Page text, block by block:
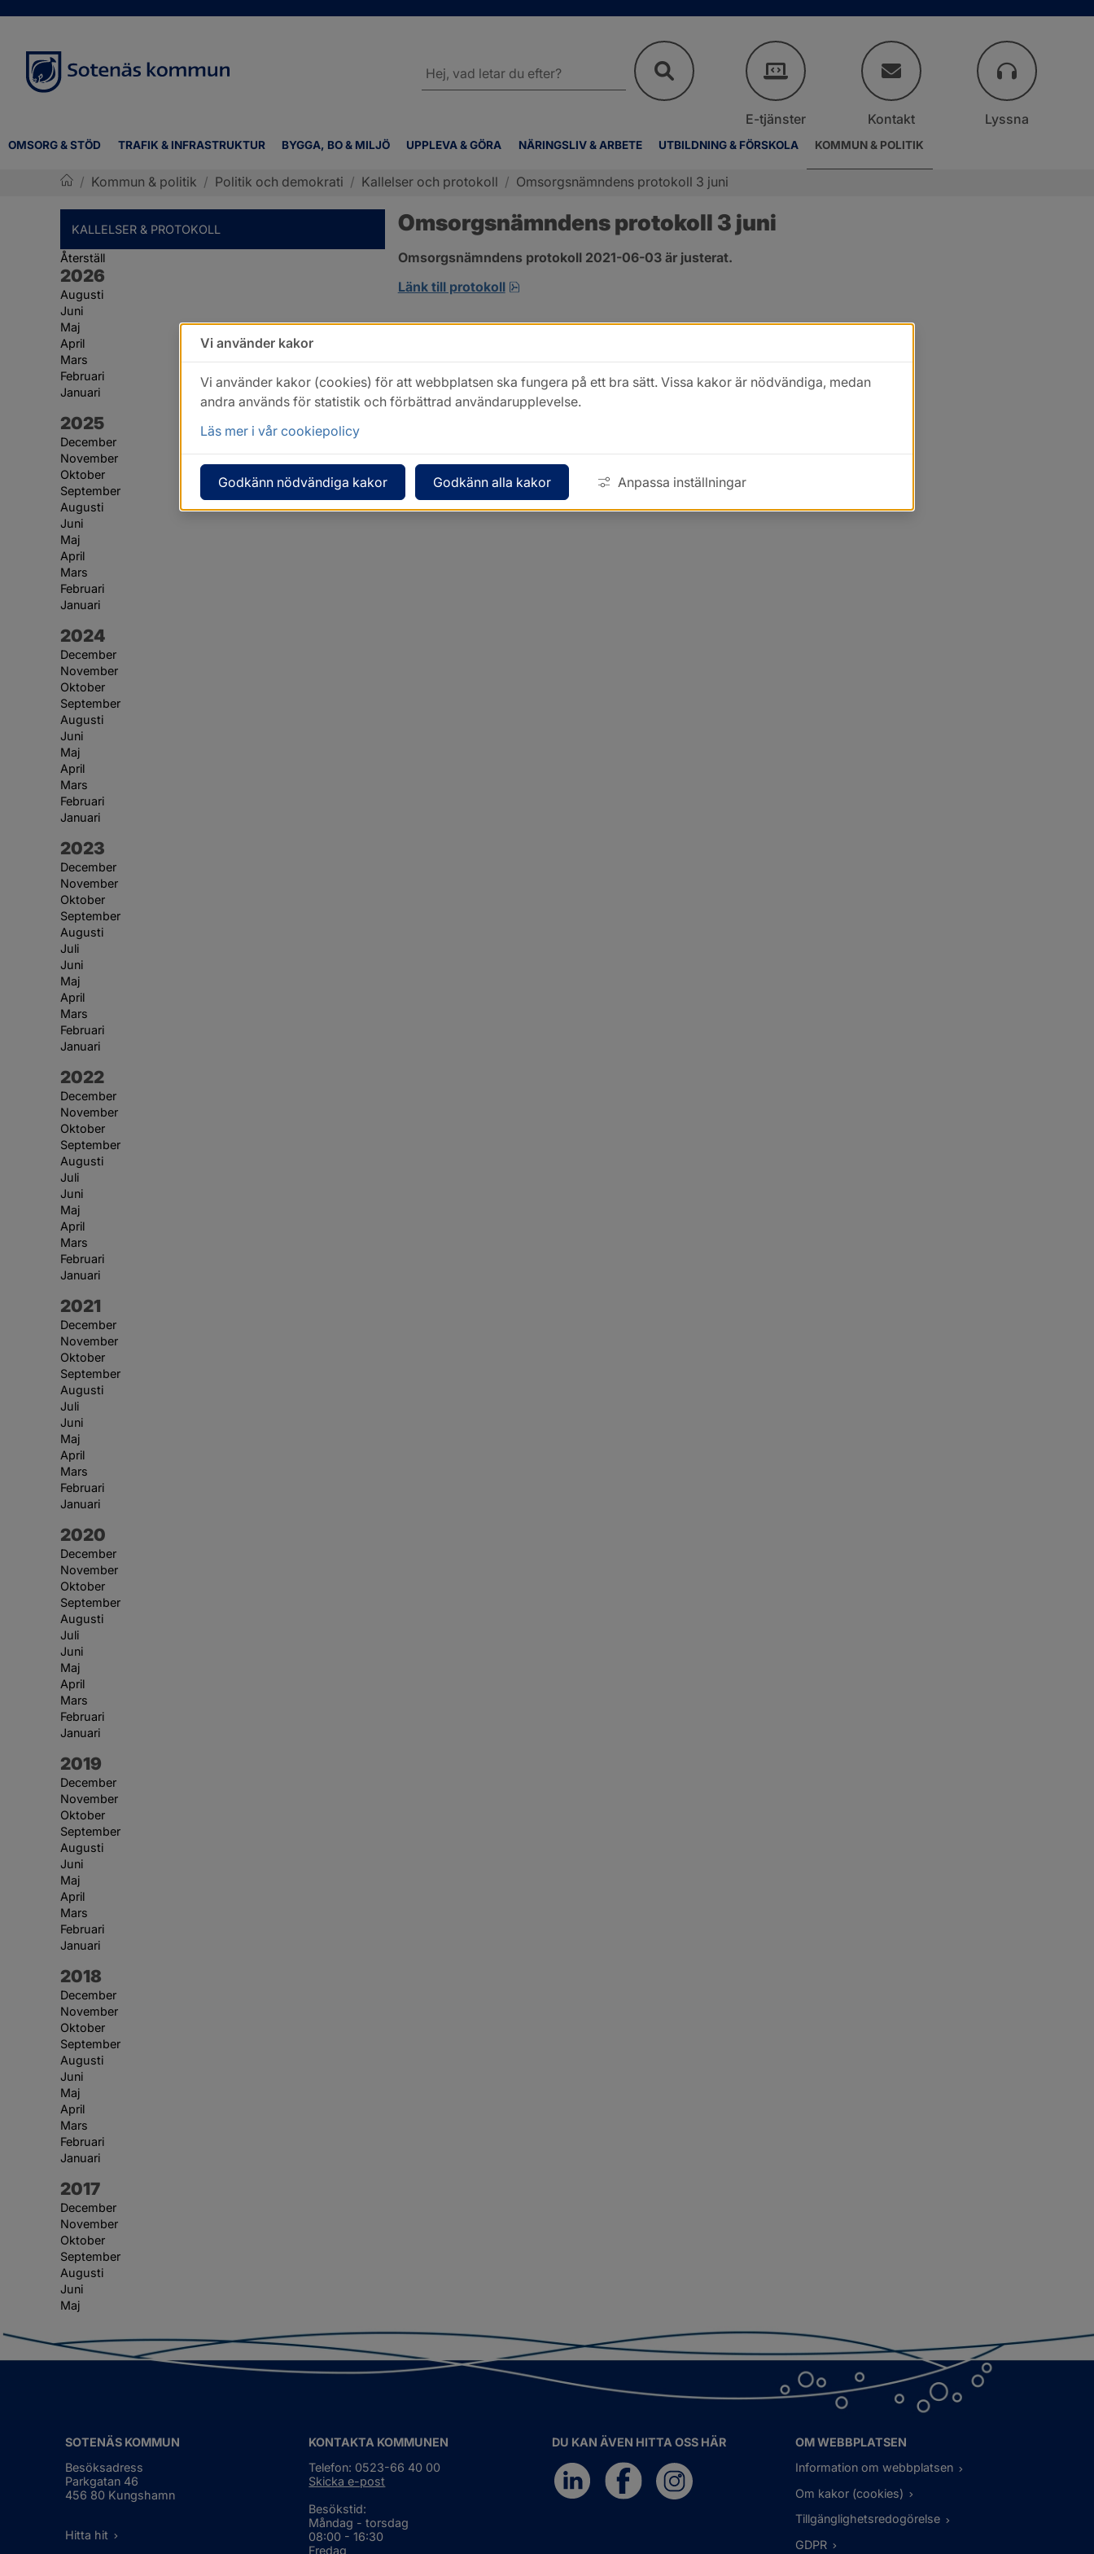
OMSORG & STÖD TRAFIK & INFRASTRUKTUR BYGGA, BO & MILJÖ UPPLEVA & GÖRA NÄRINGSLIV & ARBETE UTBILDNING & FÖRSKOLA KOMMUN & POLITIK
webbplatsen
E-tjänster Kontakt Lyssna
/ Kommun & politik / Politik och demokrati / Kallelser och protokoll / Omsorgsnämndens protokoll 3 juni
KALLELSER & PROTOKOLL
Återställ
År:
2026
Augusti
Juni
Maj
April
Mars
Februari
Januari
År:
2025
December
November
Oktober
September
Augusti
Juni
Maj
April
Mars
Februari
Januari
År:
2024
December
November
Oktober
September
Augusti
Juni
Maj
April
Mars
Februari
Januari
År:
2023
December
November
Oktober
September
Augusti
Juli
Juni
Maj
April
Mars
Februari
Januari
År:
2022
December
November
Oktober
September
Augusti
Juli
Juni
Maj
April
Mars
Februari
Januari
År:
2021
December
November
Oktober
September
Augusti
Juli
Juni
Maj
April
Mars
Februari
Januari
År:
2020
December
November
Oktober
September
Augusti
Juli
Juni
Maj
April
Mars
Februari
Januari
År:
2019
December
November
Oktober
September
Augusti
Juni
Maj
April
Mars
Februari
Januari
År:
2018
December
November
Oktober
September
Augusti
Juni
Maj
April
Mars
Februari
Januari
År:
2017
December
November
Oktober
September
Augusti
Juni
Maj
Omsorgsnämndens protokoll 3 juni
Omsorgsnämndens protokoll 2021-06-03 är justerat.
Länk till protokoll
pdf, 303.4 kB, öppnas i nytt fönster.
SOTENÄS KOMMUN
Besöksadress
Parkgatan 46
456 80 Kungshamn
Hitta hit
KONTAKTA KOMMUNEN
Telefon: 0523-66 40 00
Skicka e-post
Besökstid:
Måndag - torsdag
08:00 - 16:30
Fredag
DU KAN ÄVEN HITTA OSS HÄR
OM WEBBPLATSEN
Information om webbplatsen
Om kakor (cookies)
Tillgänglighetsredogörelse
GDPR
Vi använder kakor
Vi använder kakor (cookies) för att webbplatsen ska fungera på ett bra sätt. Vissa kakor är nödvändiga, medan
andra används för statistik och förbättrad användarupplevelse.
Läs mer i vår cookiepolicy
Godkänn nödvändiga kakor Godkänn alla kakor Anpassa inställningar